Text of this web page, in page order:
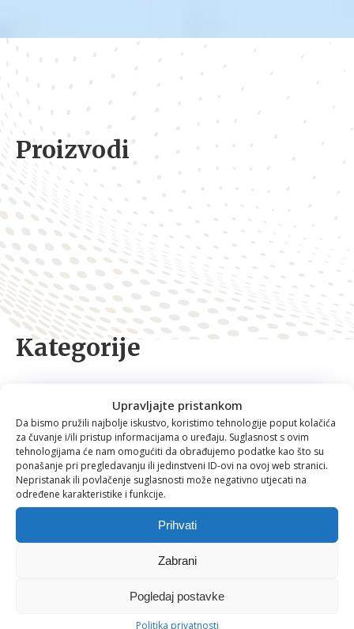
Upravljajte pristankom
Da bismo pružili najbolje iskustvo, koristimo tehnologije poput kolačića
za čuvanje i/ili pristup informacijama o uređaju. Suglasnost s ovim
tehnologijama će nam omogućiti da obrađujemo podatke kao što su
ponašanje pri pregledavanju ili jedinstveni ID-ovi na ovoj web stranici.
Nepristanak ili povlačenje suglasnosti može negativno utjecati na
određene karakteristike i funkcije.
Prihvati
Zabrani
Pogledaj postavke
Politika privatnosti
Kategorije
Filteri za vodu
Prirodno filtriranje i mineraliziranje vode za
piće i kuhanje
Tuš glave
Prirodno filtriranje vode za tuširanje
Proizvodi